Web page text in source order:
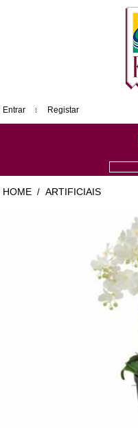
Entrar Registar
HOME / ARTIFICIAIS